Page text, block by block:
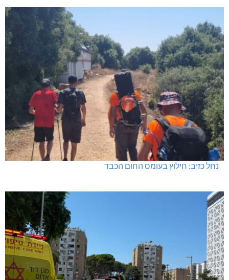
נחל כזיב: חילוץ בעומס החום הכבד